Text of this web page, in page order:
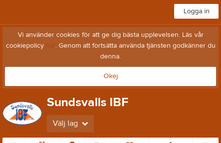
Logga in
Vi använder cookies för att ge dig bästa upplevelsen. Läs vår
cookiepolicy här. Genom att fortsätta använda tjänsten godkänner du
denna.
Okej
Sundsvalls IBF
Välj lag